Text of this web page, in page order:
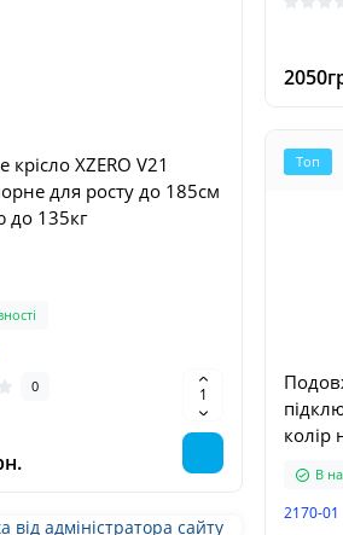
XZERO V21
для росту до 185см
до 135кг
0
Топ
колір
В
2170-01